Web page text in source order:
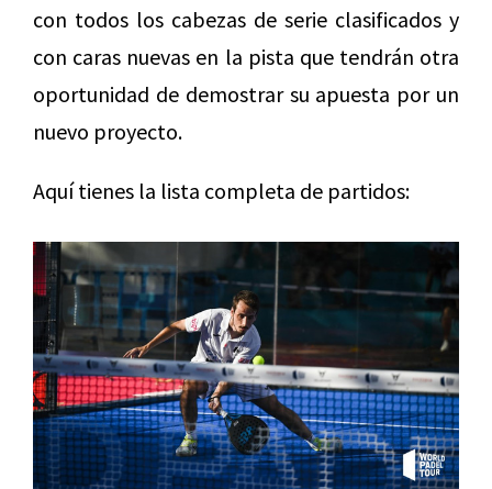
con todos los cabezas de serie clasificados y
con caras nuevas en la pista que tendrán otra
oportunidad de demostrar su apuesta por un
nuevo proyecto.
Aquí tienes la lista completa de partidos: